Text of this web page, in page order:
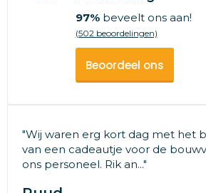
97%beveelt ons aan!
(502 beoordelingen)
Beoordeel ons
"Wij waren erg kort dag met het
van een cadeautje voor de
ons personeel. Rik an..."